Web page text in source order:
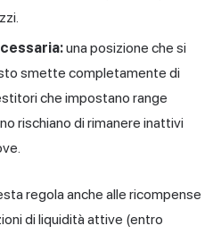
una posizione che si
smette completamente di
che impostano range
rischiano di rimanere inattivi
regola anche alle ricompense
di liquidità attive (entro